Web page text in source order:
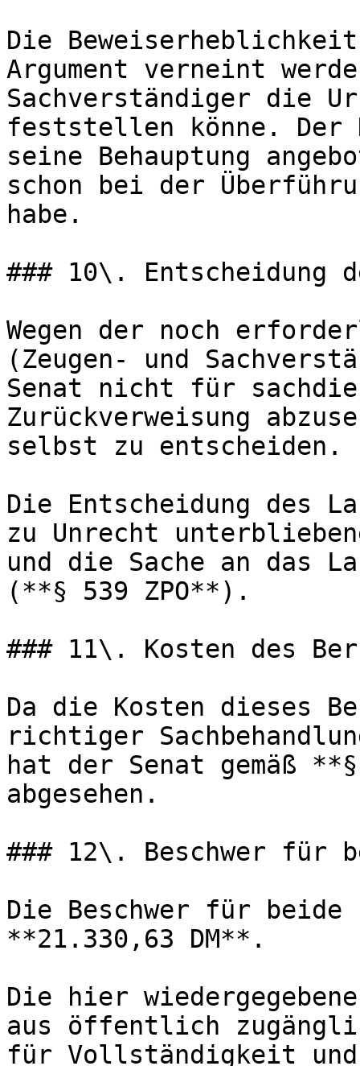
Die
Argument verneint
Sachverständiger die
feststellen könne. Der
seine Behauptung
schon bei der
habe.
### 10\. Entscheidung
Wegen der noch
(Zeugen- und
Senat nicht für
Zurückverweisung
selbst zu entscheiden.
Die Entscheidung des
zu Unrecht
und die Sache an das
(**§ 539 ZPO**).
### 11\. Kosten des
Da die Kosten dieses
richtiger
hat der Senat gemäß
abgesehen.
### 12\. Beschwer für
Die Beschwer für
**21.330,63 DM**.
Die hier
aus öffentlich
für Vollständigkeit